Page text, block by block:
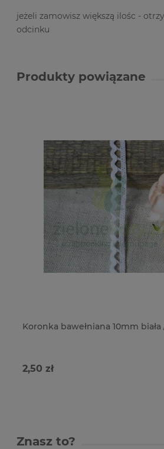
jeżeli zamowisz większą ilośc -
odcinku
Produkty powiązane
Koronka bawełniana 10mm biała
2,50 zł
Znasz to?